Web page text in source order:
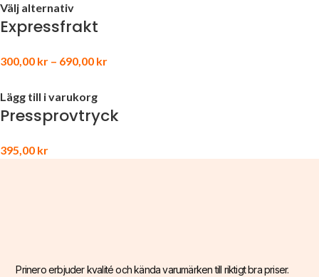
Välj alternativ
Expressfrakt
300,00 kr – 690,00 kr
Lägg till i varukorg
Pressprovtryck
395,00 kr
Prinero erbjuder kvalité och kända varumärken till riktigt bra priser.